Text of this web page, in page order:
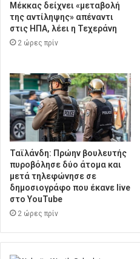
Μέκκας δείχνει «μεταβολή
της αντίληψης» απέναντι
στις ΗΠΑ, λέει η Τεχεράνη
2 ώρες πρίν
Ταϊλάνδη: Πρώην βουλευτής
πυροβόλησε δύο άτομα και
μετά τηλεφώνησε σε
δημοσιογράφο που έκανε live
στο YouTube
2 ώρες πρίν